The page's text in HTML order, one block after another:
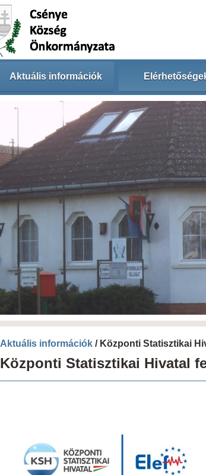
Aktuális információk
Aktuális információk / Központi Statisztikai
Központi Statisztikai Hivatal